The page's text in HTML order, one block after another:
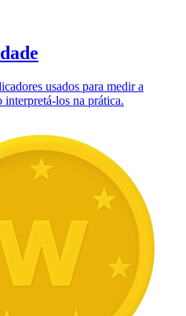
usados para medir a
los na prática.